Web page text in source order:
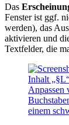
Das
Fenster ist ggf.
werden), das
aktivieren und
Textfelder, die